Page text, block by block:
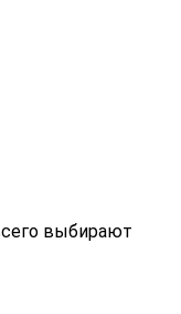
выбирают